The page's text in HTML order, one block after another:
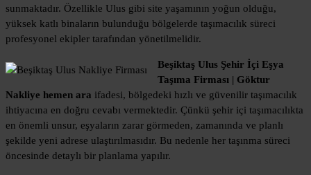
sunmaktadır. Özellikle Ulus gibi site yaşamının yoğun olduğu,
yüksek katlı binaların bulunduğu bölgelerde taşımacılık süreci
profesyonel ekipler tarafından yönetilmelidir.
Beşiktaş Ulus Şehir İçi Eşya
Taşıma Firması | Göktur
Nakliye hemen ara ifadesi, bölgedeki hızlı ve güvenilir taşımacılık
ihtiyacına en doğru cevabı vermektedir. Çünkü şehir içi taşımacılıkta
en önemli unsur, eşyaların zarar görmeden, zamanında ve planlı
şekilde yeni adrese ulaştırılmasıdır. Bu nedenle her taşınma süreci
öncesinde detaylı bir planlama yapılır.